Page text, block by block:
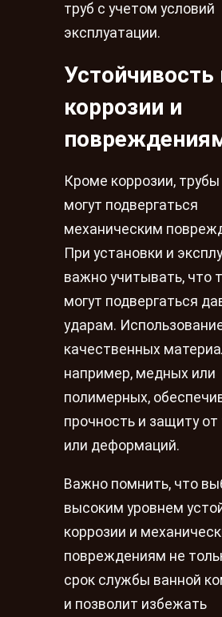
труб с учетом условий
эксплуатации.
Устойчивость
коррозии и
Кроме коррозии,
могут подвергаться
механическим
При установки и
важно учитывать, что
могут подвергаться
ударам.
качественных
например, медных или
полимерных,
прочность и защиту
или деформаций.
Важно помнить, что
высоким уровнем
коррозии и
повреждениям не
срок службы ванной
и позволит избежать